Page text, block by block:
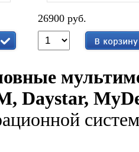
26900 руб.
Daystar,